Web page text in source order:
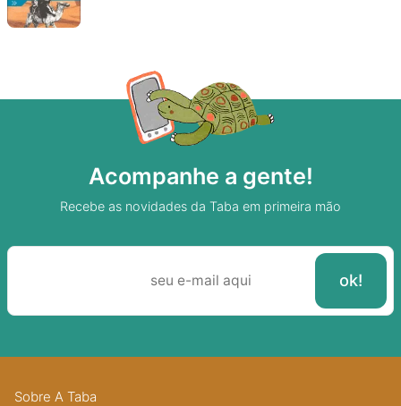
Acompanhe a gente!
Recebe as novidades da Taba em primeira mão
Sobre A Taba